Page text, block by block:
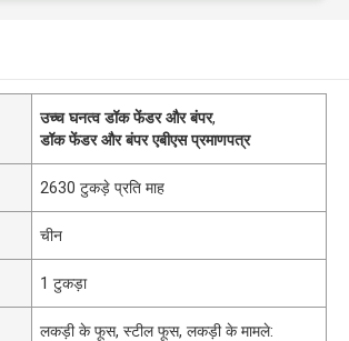
उच्च घनत्व डॉक फेंडर और बंपर,
डॉक फेंडर और बंपर एबीएस प्रमाणपत्र
2630 टुकड़े प्रति माह
चीन
1 टुकड़ा
लकड़ी के फूस, स्टील फूस, लकड़ी के मामले: